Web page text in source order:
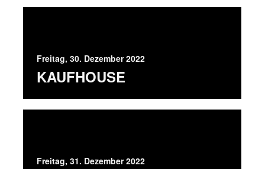
Freitag, 30. Dezember 2022
KAUFHOUSE
Freitag, 31. Dezember 2022